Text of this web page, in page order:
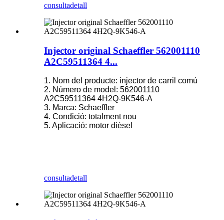
consultadetall
Injector original Schaeffler 562001110
A2C59511364 4...
1. Nom del producte: injector de carril comú
2. Número de model: 562001110
A2C59511364 4H2Q-9K546-A
3. Marca: Schaeffler
4. Condició: totalment nou
5. Aplicació: motor dièsel
consultadetall